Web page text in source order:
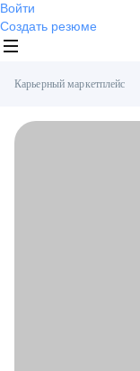
Войти
Создать резюме
Карьерный маркетплейс